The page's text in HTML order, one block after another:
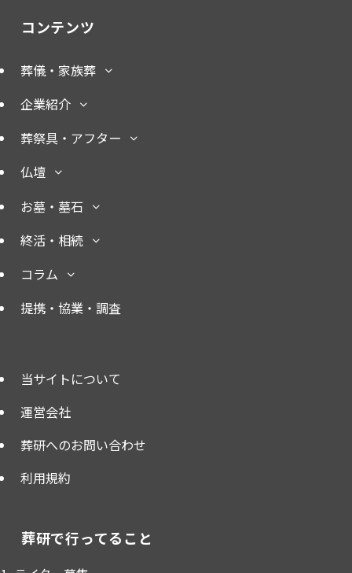
コンテンツ
葬儀・家族葬
企業紹介
葬祭具・アフター
仏壇
お墓・墓石
終活・相続
コラム
提携・協業・調査
当サイトについて
運営会社
葬研へのお問い合わせ
利用規約
葬研で行ってること